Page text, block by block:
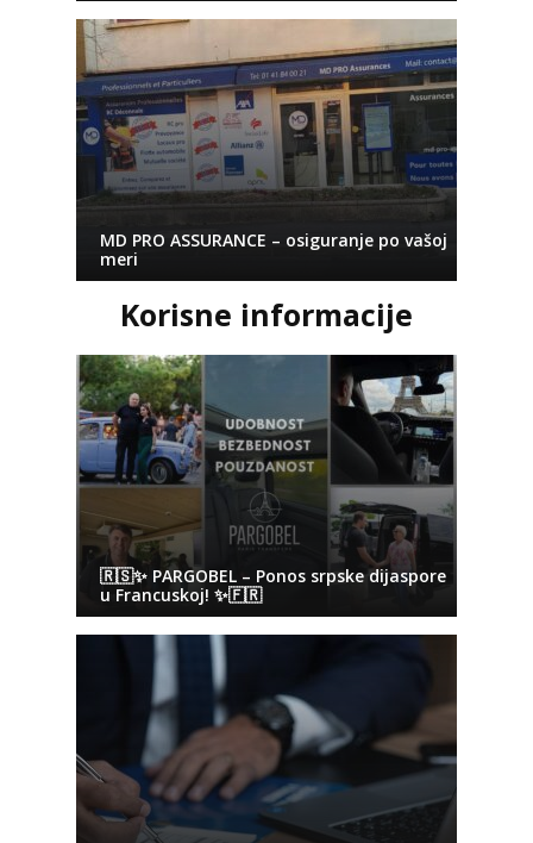
MD PRO ASSURANCE – osiguranje po vašoj
meri
Korisne informacije
🇷🇸✨ PARGOBEL – Ponos srpske dijaspore
u Francuskoj! ✨🇫🇷